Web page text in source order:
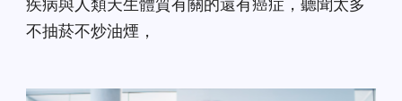
不抽菸不炒油煙，